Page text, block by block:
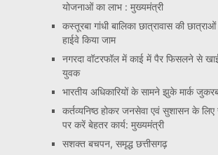
योजनाओं का लाभ : मुख्यमंत्री
कस्तूरबा गांधी बालिका छात्रावास की
हाईवे किया जाम
नगरदा वॉटरफॉल में काई में पैर फिसलने से खाई
युवक
भारतीय अधिकारियों के सामने झुके मार्क
कर्तव्यनिष्ठ होकर जनसेवा एवं सुशासन के लिए
पर करें बेहतर कार्य: मुख्यमंत्री
सशक्त बचपन, समृद्ध छत्तीसगढ़